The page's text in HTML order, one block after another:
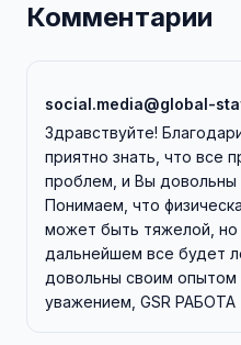
Комментарии
social.media@global-
Здравствуйте!
приятно знать, что все
проблем, и Вы довольны
Понимаем, что
может быть тяжелой, но
дальнейшем все будет
довольны своим опытом
уважением, GSR РАБОТА